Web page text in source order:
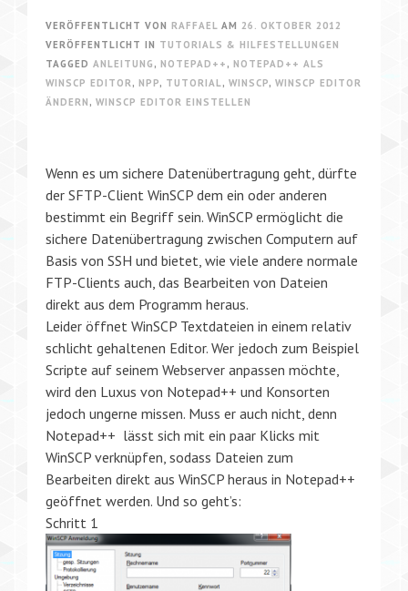
VERÖFFENTLICHT VON RAFFAEL AM 26. OKTOBER 2012
VERÖFFENTLICHT IN TUTORIALS & HILFESTELLUNGEN
TAGGED ANLEITUNG , NOTEPAD++ , NOTEPAD++ ALS
WINSCP EDITOR, NPP, TUTORIAL, WINSCP, WINSCP EDITOR
ÄNDERN , WINSCP EDITOR EINSTELLEN
Wenn es um sichere Datenübertragung geht, dürfte
der SFTP-Client WinSCP dem ein oder anderen
bestimmt ein Begriff sein. WinSCP ermöglicht die
sichere Datenübertragung zwischen Computern auf
Basis von SSH und bietet, wie viele andere normale
FTP-Clients auch, das Bearbeiten von Dateien
direkt aus dem Programm heraus.
Leider öffnet WinSCP Textdateien in einem relativ
schlicht gehaltenen Editor. Wer jedoch zum Beispiel
Scripte auf seinem Webserver anpassen möchte,
wird den Luxus von Notepad++ und Konsorten
jedoch ungerne missen. Muss er auch nicht, denn
Notepad++ lässt sich mit ein paar Klicks mit
WinSCP verknüpfen, sodass Dateien zum
Bearbeiten direkt aus WinSCP heraus in Notepad++
geöffnet werden. Und so geht’s:
Schritt 1